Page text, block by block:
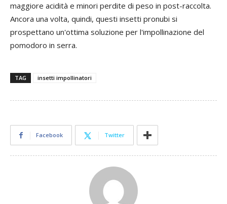
maggiore acidità e minori perdite di peso in post-raccolta.
Ancora una volta, quindi, questi insetti pronubi si
prospettano un'ottima soluzione per l'impollinazione del
pomodoro in serra.
TAG insetti impollinatori
Facebook Twitter